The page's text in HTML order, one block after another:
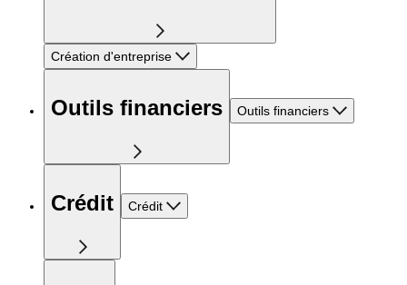
Création d'entreprise
Outils financiers Outils financiers
Crédit Crédit